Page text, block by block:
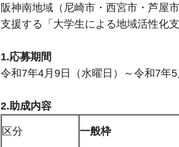
阪神南地域（尼崎市・西宮市・芦屋
支援する「大学生による地域活性化
1.応募期間
令和7年4月9日（水曜日）～令和7年5
2.助成内容
区分 一般枠